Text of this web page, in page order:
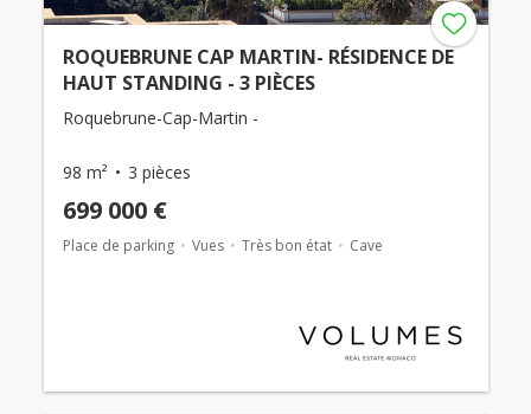
ROQUEBRUNE CAP MARTIN- RÉSIDENCE DE
HAUT STANDING - 3 PIÈCES
Roquebrune-Cap-Martin -
98 m² 3 pièces
699 000 €
Place de parking Vues Très bon état Cave